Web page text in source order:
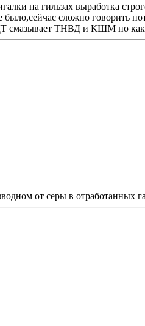
на гильзах выработка
сложно говорить
смазывает ТНВД и КШМ но
от серы в отработанных